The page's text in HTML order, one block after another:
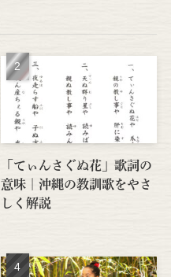
「てぃんさぐぬ花」歌詞の
意味｜沖縄の教訓歌をやさ
しく解説